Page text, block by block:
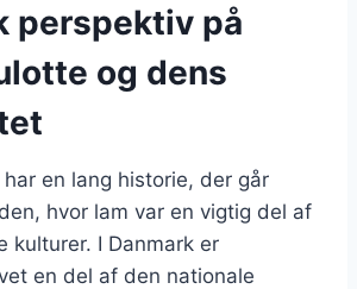
perspektiv på
og dens
en lang historie, der går
hvor lam var en vigtig del af
kulturer. I Danmark er
en del af den nationale